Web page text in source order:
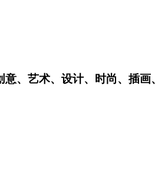
、艺术、设计、时尚、插画